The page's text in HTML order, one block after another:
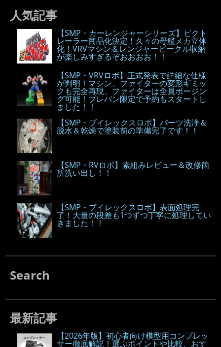
人気記事
【SMP・カーレンジャーシリーズ】ビクト
レーラー商品化決定！久々の母艦メカ立体
化！VRVマシン＆レンジャービークル収納
が楽しみすぎるぞおおおお！！
【SMP・VRVロボ】正式発表で詳細な仕様
が判明！マシン、ファイターの変形ギミッ
クも完全再現、ファイターは全員ポージン
グ可能！プレバン限定で予約もスタートし
ました！！
【SMP・ブイレックスロボ】パーツ洗浄＆
脱水＆乾燥で塗装前の準備完了です！！
【SMP・RVロボ】素組みレビュー＆改修箇
所洗い出し！！
【SMP・ブイレックスロボ】表面処理完
了！大量の段差も1つずつ丁寧に処理してい
きました！！
Search
最新記事
【2026年版】初心者向け模型用コンプレッ
サー徹底解説！選ぶポイントや比較、おす